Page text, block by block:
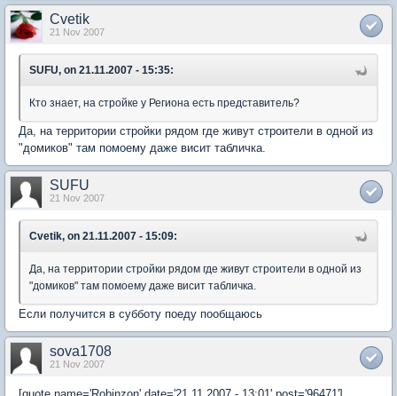
Cvetik
21 Nov 2007
SUFU, on 21.11.2007 - 15:35:
Кто знает, на стройке у Региона есть представитель?
Да, на территории стройки рядом где живут строители в одной из
"домиков" там помоему даже висит табличка.
SUFU
21 Nov 2007
Cvetik, on 21.11.2007 - 15:09:
Да, на территории стройки рядом где живут строители в одной из
"домиков" там помоему даже висит табличка.
Если получится в субботу поеду пообщаюсь
sova1708
21 Nov 2007